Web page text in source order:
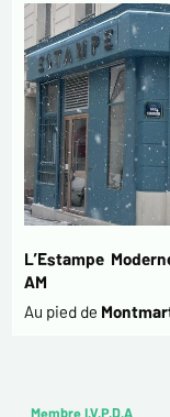
L’Estampe
AM
Au pied de
Membre I.V.P.D.A